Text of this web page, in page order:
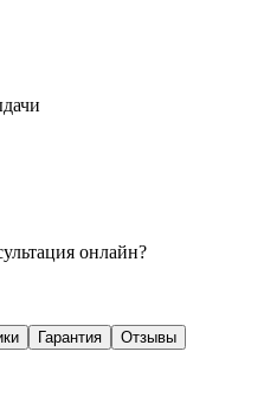
онлайн?
Гарантия Отзывы